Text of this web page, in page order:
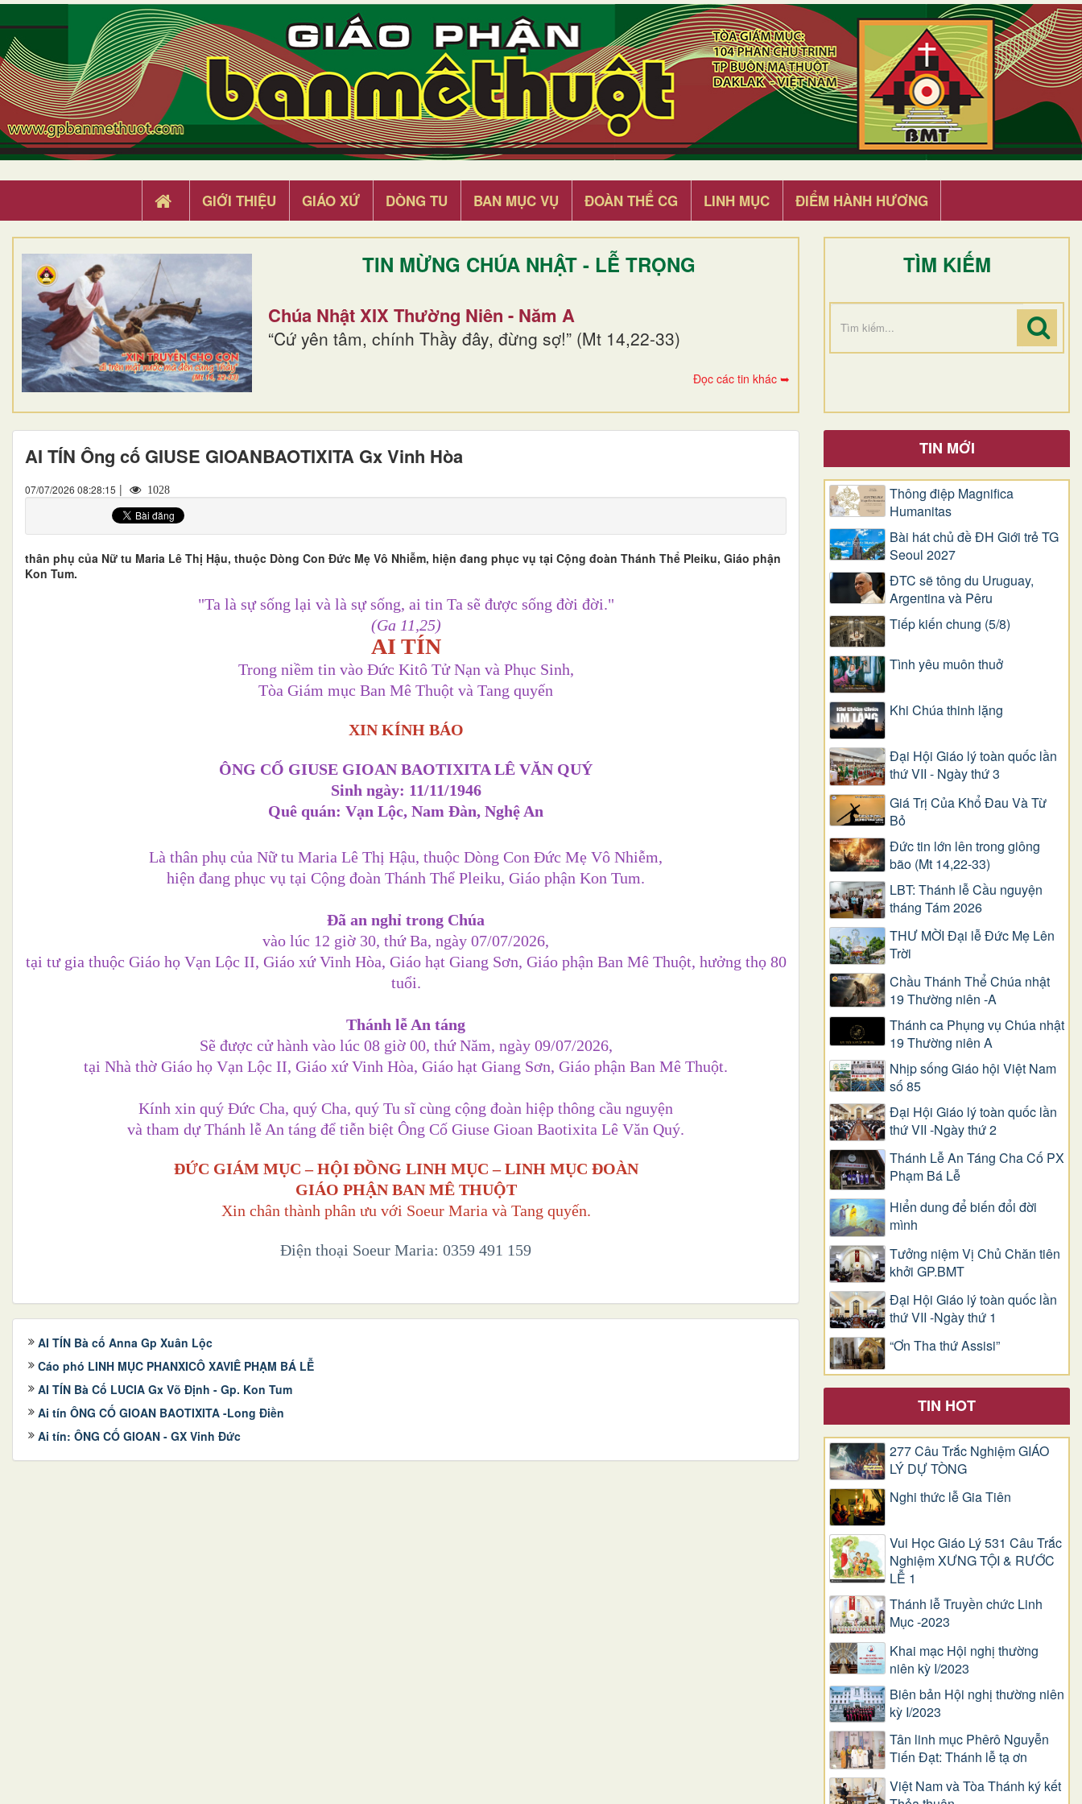
GIỚI THIỆU GIÁO XỨ DÒNG TU BAN MỤC VỤ ĐOÀN THỂ CG LINH MỤC ĐIỂM HÀNH HƯƠNG
TIN MỪNG CHÚA NHẬT - LỄ TRỌNG
Chúa Nhật XIX Thường Niên - Năm A
“Cứ yên tâm, chính Thầy đây, đừng sợ!” (Mt 14,22-33)
Đọc các tin khác ➥
TÌM KIẾM
AI TÍN Ông cố GIUSE GIOANBAOTIXITA Gx Vinh Hòa
07/07/2026 08:28:15 | 1028
thân phụ của Nữ tu Maria Lê Thị Hậu, thuộc Dòng Con Đức Mẹ Vô Nhiễm, hiện đang phục vụ tại Cộng đoàn Thánh Thể Pleiku, Giáo phận
Kon Tum.
"Ta là sự sống lại và là sự sống, ai tin Ta sẽ được sống đời đời."
(Ga 11,25)
AI TÍN
Trong niềm tin vào Đức Kitô Tử Nạn và Phục Sinh,
Tòa Giám mục Ban Mê Thuột và Tang quyến
XIN KÍNH BÁO
ÔNG CỐ GIUSE GIOAN BAOTIXITA LÊ VĂN QUÝ
Sinh ngày: 11/11/1946
Quê quán: Vạn Lộc, Nam Đàn, Nghệ An
Là thân phụ của Nữ tu Maria Lê Thị Hậu, thuộc Dòng Con Đức Mẹ Vô Nhiễm,
hiện đang phục vụ tại Cộng đoàn Thánh Thể Pleiku, Giáo phận Kon Tum.
Đã an nghỉ trong Chúa
vào lúc 12 giờ 30, thứ Ba, ngày 07/07/2026,
tại tư gia thuộc Giáo họ Vạn Lộc II, Giáo xứ Vinh Hòa, Giáo hạt Giang Sơn, Giáo phận Ban Mê Thuột, hưởng thọ 80
tuổi.
Thánh lễ An táng
Sẽ được cử hành vào lúc 08 giờ 00, thứ Năm, ngày 09/07/2026,
tại Nhà thờ Giáo họ Vạn Lộc II, Giáo xứ Vinh Hòa, Giáo hạt Giang Sơn, Giáo phận Ban Mê Thuột.
Kính xin quý Đức Cha, quý Cha, quý Tu sĩ cùng cộng đoàn hiệp thông cầu nguyện
và tham dự Thánh lễ An táng để tiễn biệt Ông Cố Giuse Gioan Baotixita Lê Văn Quý.
ĐỨC GIÁM MỤC – HỘI ĐỒNG LINH MỤC – LINH MỤC ĐOÀN
GIÁO PHẬN BAN MÊ THUỘT
Xin chân thành phân ưu với Soeur Maria và Tang quyến.
Điện thoại Soeur Maria: 0359 491 159
AI TÍN Bà cố Anna Gp Xuân Lộc
Cáo phó LINH MỤC PHANXICÔ XAVIÊ PHẠM BÁ LỄ
AI TÍN Bà Cố LUCIA Gx Võ Định - Gp. Kon Tum
Ai tín ÔNG CỐ GIOAN BAOTIXITA -Long Điền
Ai tín: ÔNG CỐ GIOAN - GX Vinh Đức
TIN MỚI
Thông điệp Magnifica
Humanitas
Bài hát chủ đề ĐH Giới trẻ TG
Seoul 2027
ĐTC sẽ tông du Uruguay,
Argentina và Pêru
Tiếp kiến chung (5/8)
Tình yêu muôn thuở
Khi Chúa thinh lặng
Đại Hội Giáo lý toàn quốc lần
thứ VII - Ngày thứ 3
Giá Trị Của Khổ Ðau Và Từ
Bỏ
Đức tin lớn lên trong giông
bão (Mt 14,22-33)
LBT: Thánh lễ Cầu nguyện
tháng Tám 2026
THƯ MỜI Đại lễ Đức Mẹ Lên
Trời
Chầu Thánh Thể Chúa nhật
19 Thường niên -A
Thánh ca Phụng vụ Chúa nhật
19 Thường niên A
Nhịp sống Giáo hội Việt Nam
số 85
Đại Hội Giáo lý toàn quốc lần
thứ VII -Ngày thứ 2
Thánh Lễ An Táng Cha Cố PX
Phạm Bá Lễ
Hiển dung để biến đổi đời
mình
Tưởng niệm Vị Chủ Chăn tiên
khởi GP.BMT
Đại Hội Giáo lý toàn quốc lần
thứ VII -Ngày thứ 1
“Ơn Tha thứ Assisi”
TIN HOT
277 Câu Trắc Nghiệm GIÁO
LÝ DỰ TÒNG
Nghi thức lễ Gia Tiên
Vui Học Giáo Lý 531 Câu Trắc
Nghiệm XƯNG TỘI & RƯỚC
LỄ 1
Thánh lễ Truyền chức Linh
Mục -2023
Khai mạc Hội nghị thường
niên kỳ I/2023
Biên bản Hội nghị thường niên
kỳ I/2023
Tân linh mục Phêrô Nguyễn
Tiến Đạt: Thánh lễ tạ ơn
Việt Nam và Tòa Thánh ký kết